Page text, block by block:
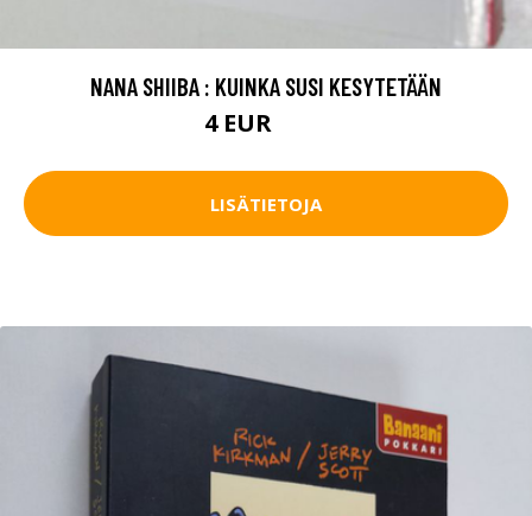
NANA SHIIBA : KUINKA SUSI KESYTETÄÄN
4 EUR
LISÄTIETOJA